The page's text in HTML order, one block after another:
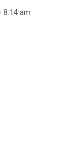
8:14 am